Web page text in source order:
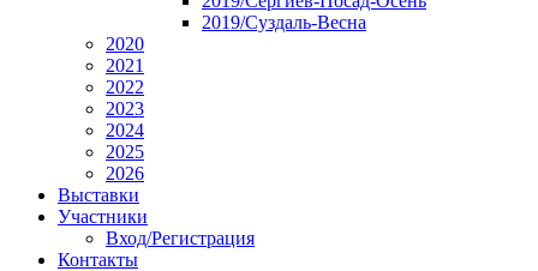
2019/Суздаль-Весна
2020
2021
2022
2023
2024
2025
2026
Выставки
Участники
Вход/Регистрация
Контакты